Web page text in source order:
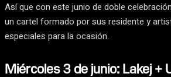
Así que con este junio de doble
un cartel formado por sus residente y
especiales para la ocasión.
Miércoles 3 de junio: Lakej +